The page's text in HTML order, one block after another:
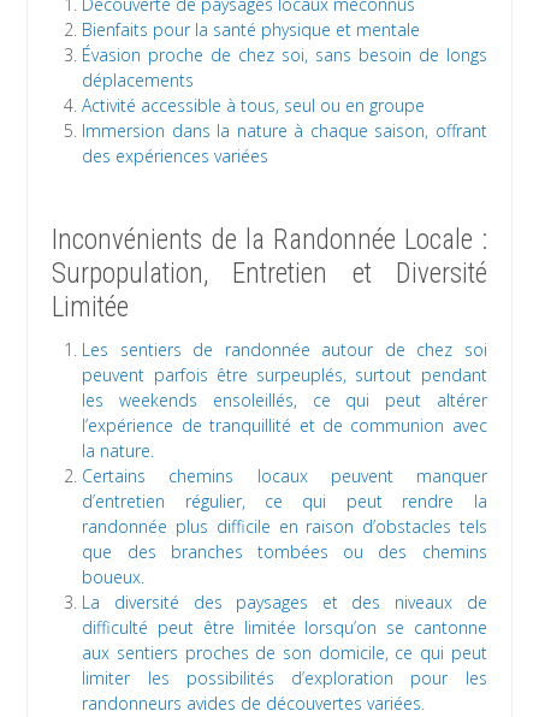
Bienfaits pour la santé physique et mentale
Évasion proche de chez soi, sans besoin de longs
déplacements
Activité accessible à tous, seul ou en groupe
Immersion dans la nature à chaque saison, offrant
des expériences variées
Inconvénients de la Randonnée Locale :
Surpopulation, Entretien et Diversité
Limitée
Les sentiers de randonnée autour de chez soi
peuvent parfois être surpeuplés, surtout pendant
les weekends ensoleillés, ce qui peut altérer
l’expérience de tranquillité et de communion avec
la nature.
Certains chemins locaux peuvent manquer
d’entretien régulier, ce qui peut rendre la
randonnée plus difficile en raison d’obstacles tels
que des branches tombées ou des chemins
boueux.
La diversité des paysages et des niveaux de
difficulté peut être limitée lorsqu’on se cantonne
aux sentiers proches de son domicile, ce qui peut
limiter les possibilités d’exploration pour les
randonneurs avides de découvertes variées.